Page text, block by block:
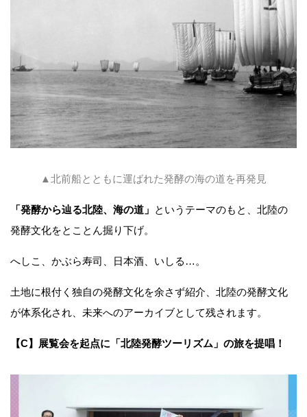
▲北前船とともに運ばれた発酵の海の道を再発見
「発酵から辿る北陸、海の道」 というテーマのもと、北陸の
発酵文化をとことん掘り下げ。
へしこ、かぶら寿司、日本酒、いしる…。
土地に根付く独自の発酵文化を余さず紹介、北陸の発酵文化
が体系化され、未来へのアーカイブとして残されます。
【C】展覧会を起点に「北陸発酵ツーリズム」の旅を提唱！